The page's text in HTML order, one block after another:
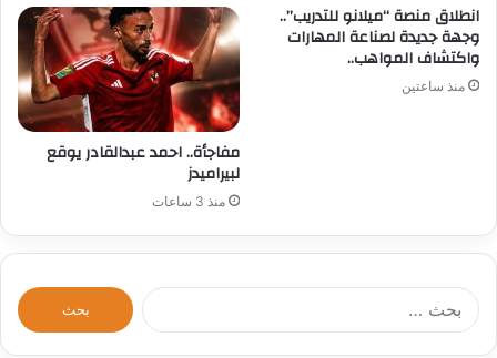
انطلاق منصة “ميلانو للتدريب”..
وجهة جديدة لصناعة المهارات
واكتشاف المواهب..
منذ ساعتين
مفاجأة.. احمد عبدالقادر يوقع
لبيراميدز
منذ 3 ساعات